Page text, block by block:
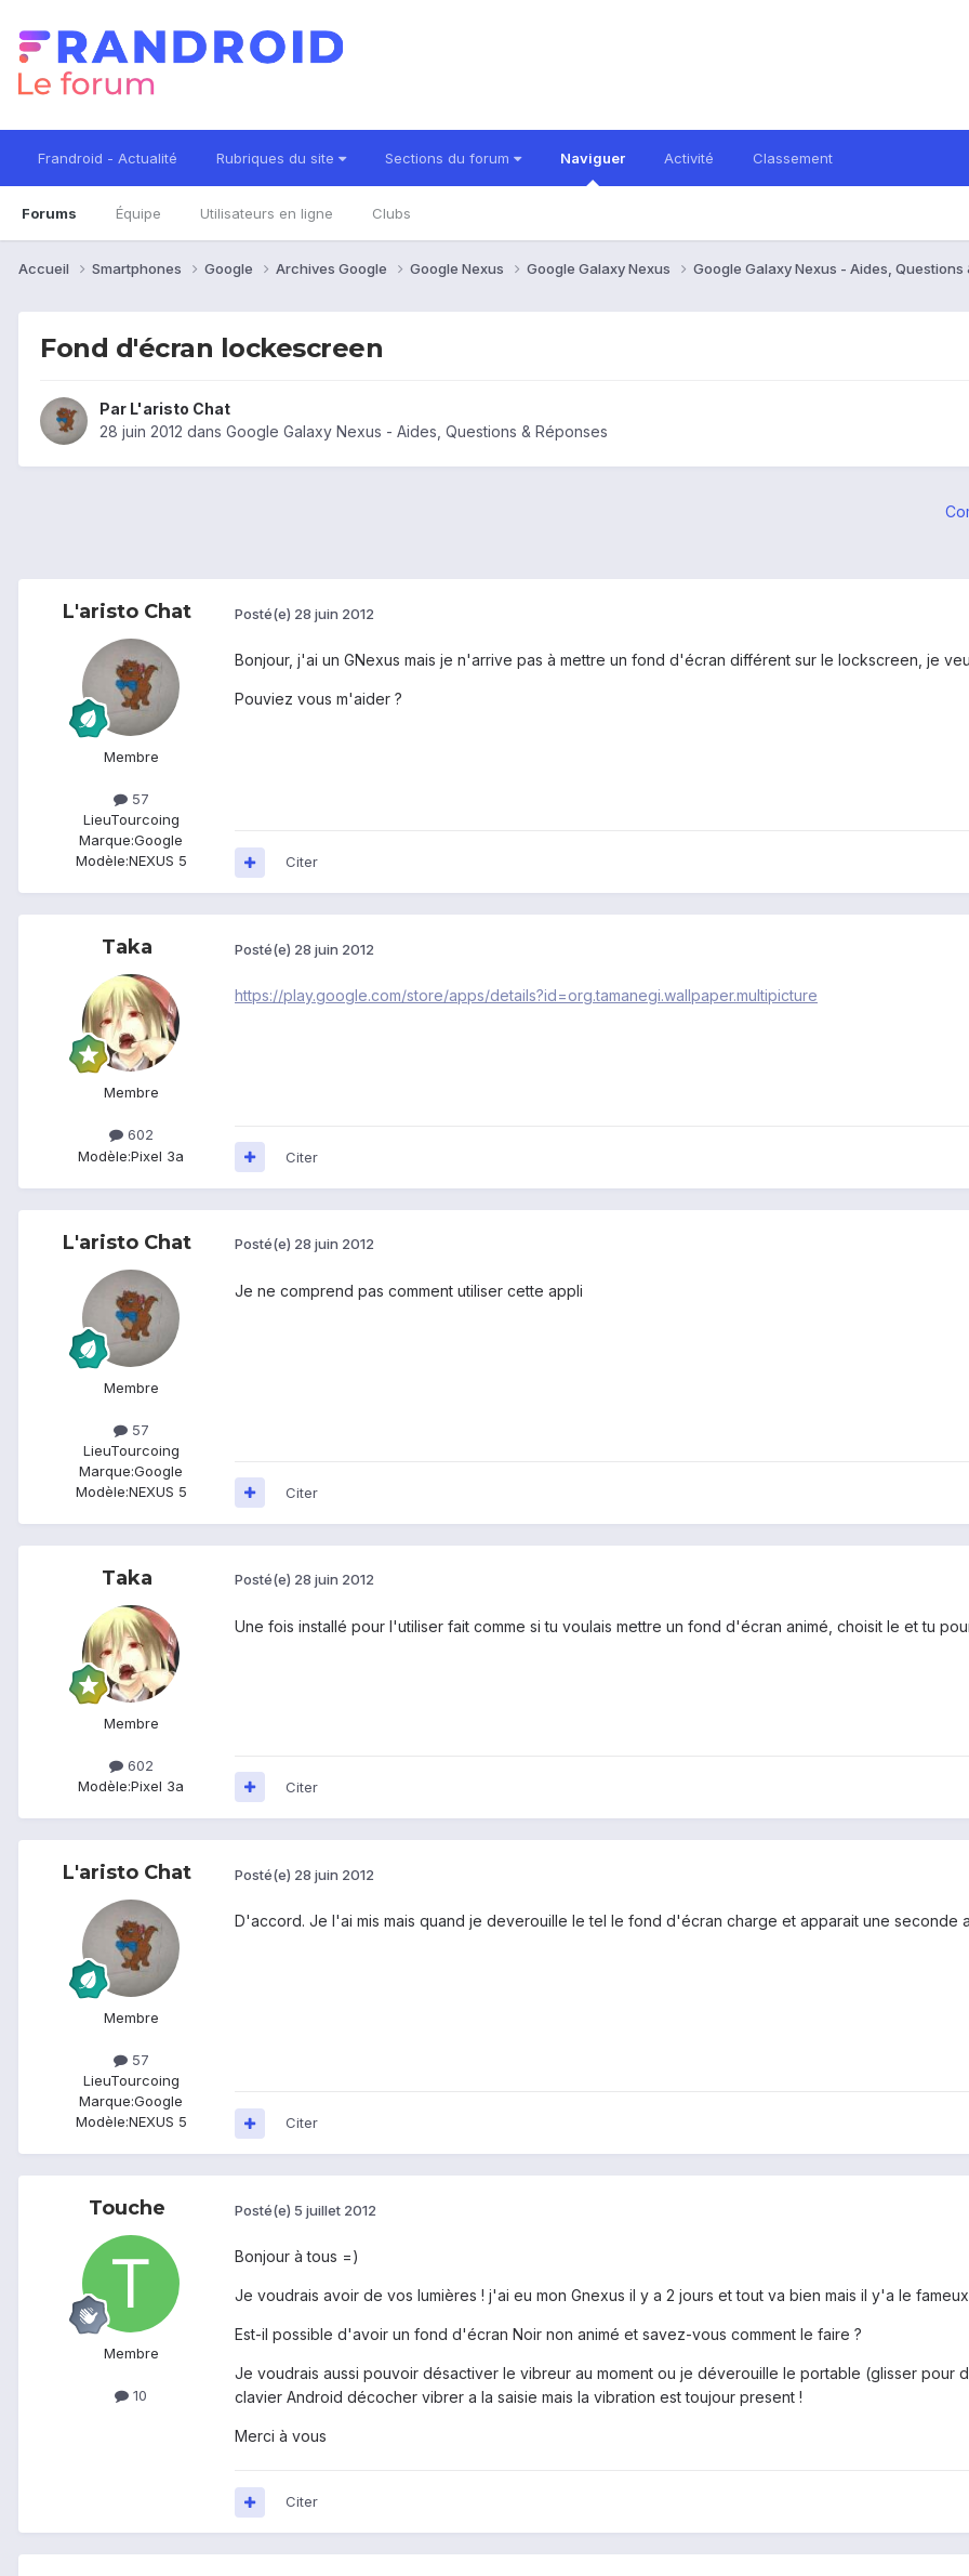
Frandroid - Actualité Rubriques du site Sections du forum Naviguer
Forums Équipe Utilisateurs en ligne Clubs
Activité Classement
Accueil Smartphones Google Archives Google Google Nexus Google Galaxy Nexus Google Galaxy Nexus - Aides, Questions
Fond d'écran lockescreen
Par L'aristo Chat
28 juin 2012 dans Google Galaxy Nexus - Aides, Questions & Réponses
L'aristo Chat
Membre
57
LieuTourcoing
Marque:Google
Modèle:NEXUS 5
Posté(e) 28 juin 2012
Bonjour, j'ai un GNexus mais je n'arrive pas à mettre un fond d'écran différent sur le lockscreen, je
Pouviez vous m'aider ?
Citer
Taka
Membre
602
Modèle:Pixel 3a
Posté(e) 28 juin 2012
https://play.google.com/store/apps/details?id=org.tamanegi.wallpaper.multipicture
Citer
L'aristo Chat
Membre
57
LieuTourcoing
Marque:Google
Modèle:NEXUS 5
Posté(e) 28 juin 2012
Je ne comprend pas comment utiliser cette appli
Citer
Taka
Membre
602
Modèle:Pixel 3a
Posté(e) 28 juin 2012
Une fois installé pour l'utiliser fait comme si tu voulais mettre un fond d'écran animé, choisit le et tu
Citer
L'aristo Chat
Membre
57
LieuTourcoing
Marque:Google
Modèle:NEXUS 5
Posté(e) 28 juin 2012
D'accord. Je l'ai mis mais quand je deverouille le tel le fond d'écran charge et apparait une seconde
Citer
Touche
Membre
10
Posté(e) 5 juillet 2012
Bonjour à tous =)
Je voudrais avoir de vos lumières ! j'ai eu mon Gnexus il y a 2 jours et tout va bien mais il y'a le fameux
Est-il possible d'avoir un fond d'écran Noir non animé et savez-vous comment le faire ?
Je voudrais aussi pouvoir désactiver le vibreur au moment ou je déverouille le portable (glisser pour
clavier Android décocher vibrer a la saisie mais la vibration est toujour present !
Merci à vous
Citer